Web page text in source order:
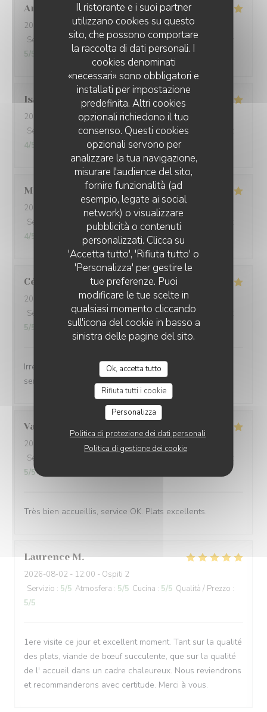
Il ristorante e i suoi partner
utilizzano cookies su questo
sito, che possono comportare
la raccolta di dati personali. I
cookies denominati
«necessari» sono obbligatori e
installati per impostazione
predefinita. Altri cookies
opzionali richiedono il tuo
consenso. Questi cookies
opzionali servono per
analizzare la tua navigazione,
misurare l'audience del sito,
fornire funzionalità (ad
esempio, legate ai social
network) o visualizzare
pubblicità o contenuti
personalizzati. Clicca su
'Accetta tutto', 'Rifiuta tutto' o
'Personalizza' per gestire le
tue preferenze. Puoi
modificare le tue scelte in
qualsiasi momento cliccando
sull'icona del cookie in basso a
sinistra delle pagine del sito.
Ok, accetta tutto
Rifiuta tutti i cookie
Personalizza
Politica di protezione dei dati personali
Politica di gestione dei cookie
Anouk
2026-08-02
- 13:00 - Ospiti 3
Servizio
/5 Atmosfera:5/5 Cucina: 5/5 Qualità / Prezzo
5/5
Isabelle
2026-08-01
- 19:00 - Ospiti 3
Servizio
Atmosfera:4 /5 Cucina :4/5 Qualità / Prezzo
4/5
Mathéo
2026-07-31
- 18:30 - Ospiti 2
Servizio
Atmosfera:5/5 Cucina:5/5 Qualità / Prezzo
4/5
Céline
2026-08-02
- 12:30 - Ospiti 6
Servizio
/5 Atmosfera : 5/5 Cucina :5/5 Qualità / Prezzo
5/5
Irréprochable comme d'habitude Très bon accueil et
service, plats délicieux et copieux
Valérie
2026-08-02
- 19:15 - Ospiti 4
Servizio
5/5
Très bien accueillis, service OK. Plats excellents.
Laurence M
2026-08-02 - 12:00 - Ospiti 2
Servizio : 5/5 Atmosfera : 5/5 Cucina : 5/5 Qualità / Prezzo :
5/5
1ere visite ce jour et excellent moment. Tant sur la qualité
des plats, viande de bœuf succulente, que sur la qualité
de l' accueil dans un cadre chaleureux. Nous reviendrons
et recommanderons avec certitude. Merci à vous.
L'AILE ET LA CUISSE